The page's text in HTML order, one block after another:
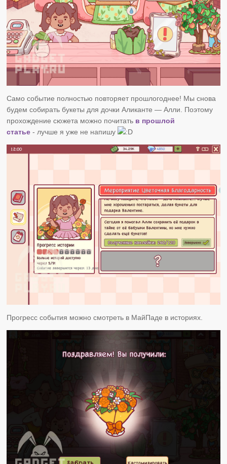
Само событие полностью повторяет прошлогоднее! Мы снова
будем собирать букеты для дочки Аликанте — Алли. Поэтому
прохождение сюжета можно почитать в прошлой
статье - лучше я уже не напишу
Прогресс события можно смотреть в МайПаде в историях.